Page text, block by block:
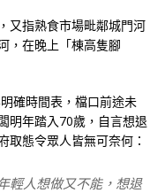
又指熟食市場毗鄰城門河
，在晚上「棟高隻腳
確時間表，檔口前途未
明年踏入70歲，自言想退
取態令眾人皆無可奈何：
輕人想做又不能，想退